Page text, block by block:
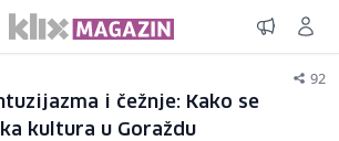
92
i čežnje: Kako se
kultura u Goraždu